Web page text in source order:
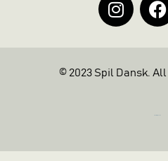
© 2023 Spil Dansk.